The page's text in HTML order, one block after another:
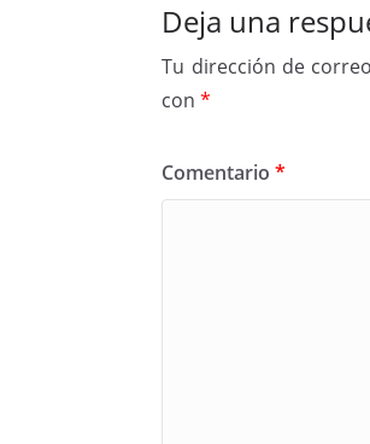
Deja una
Tu dirección de
con*
Comentario*